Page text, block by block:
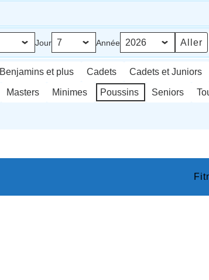
Jour Année
Benjamins et plus Cadets Cadets et Juniors
Masters Minimes Poussins Seniors